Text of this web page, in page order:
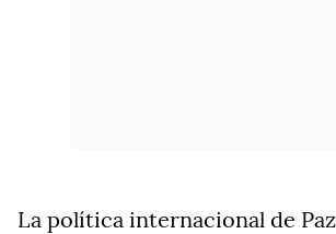
La política internacional de